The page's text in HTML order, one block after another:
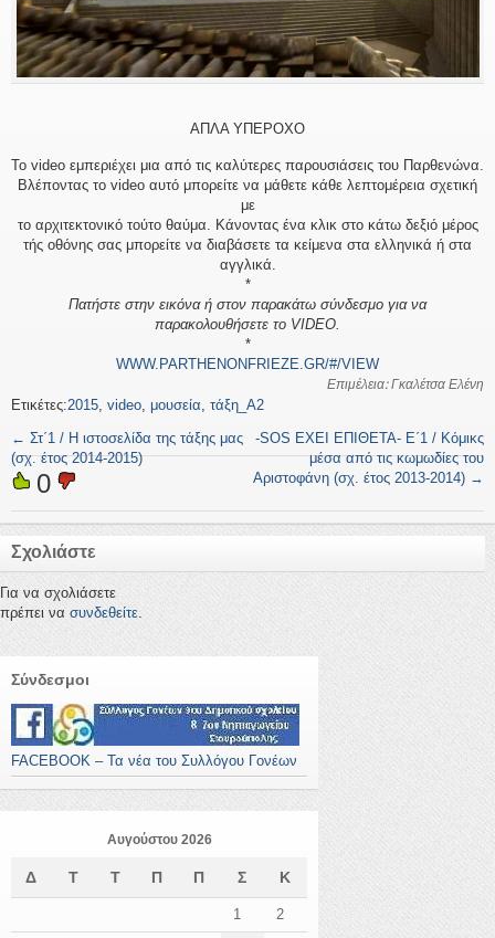
ΑΠΛΑ ΥΠΕΡΟΧΟ
Το video εμπεριέχει μια από τις καλύτερες παρουσιάσεις του Παρθενώνα.
Βλέποντας το video αυτό μπορείτε να μάθετε κάθε λεπτομέρεια σχετική
με
το αρχιτεκτονικό τούτο θαύμα. Κάνοντας ένα κλικ στο κάτω δεξιό μέρος
τής οθόνης σας μπορείτε να διαβάσετε τα κείμενα στα ελληνικά ή στα
αγγλικά.
*
Πατήστε στην εικόνα ή στον παρακάτω σύνδεσμο για να
παρακολουθήσετε το VIDEO.
*
WWW.PARTHENONFRIEZE.GR/#/VIEW
Επιμέλεια: Γκαλέτσα Ελένη
Ετικέτες:2015 video μουσεία τάξη_Α2
← Στ΄1 / Η ιστοσελίδα της τάξης μας
(σχ. έτος 2014-2015)
-SOS ΕΧΕΙ ΕΠΙΘΕΤΑ- Ε΄1 / Κόμικς
μέσα από τις κωμωδίες του
Αριστοφάνη (σχ. έτος 2013-2014) →
0
Σχολιάστε
Για να σχολιάσετε
πρέπει να συνδεθείτε
Σύνδεσμοι
FACEBOOK – Τα νέα του Συλλόγου Γονέων
Αυγούστου 2026
Δ Τ Τ Π Π Σ Κ
1 2